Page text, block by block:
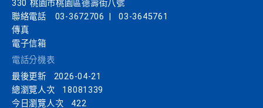
330 桃園市桃園區德壽街八號
聯絡電話
03-3672706
03-3645761
傳真
電子信箱
電話分機表
最後更新
2026-04-21
總瀏覽人次
18081339
今日瀏覽人次
422